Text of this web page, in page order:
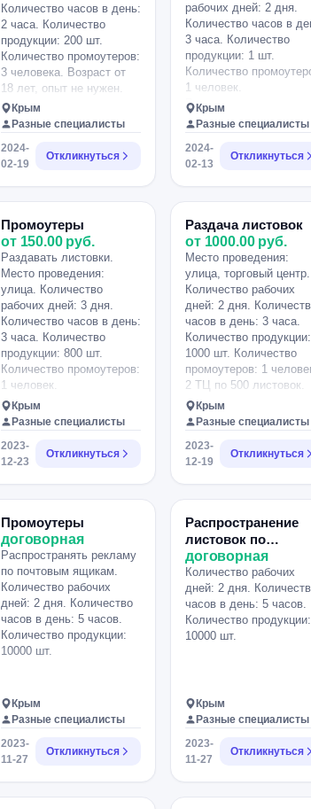
Количество часов в день:
2 часа. Количество
продукции: 200 шт.
Количество промоутеров:
3 человека. Возраст от
18 лет, опыт не нужен.
Крым
Разные специалисты
2024-
02-19
Откликнуться
рабочих дней: 2 дня.
Количество часов в
3 часа. Количество
продукции: 1 шт.
Количество
1 человек.
Разговорчивого
приятного который
привлечь внимание к
магазину.
Крым
Разные специалисты
2024-
02-13
Откликнуться
Промоутеры
от 150.00 руб.
Раздавать листовки.
Место проведения:
улица. Количество
рабочих дней: 3 дня.
Количество часов в день:
3 часа. Количество
продукции: 800 шт.
Количество промоутеров:
1 человек.
Крым
Разные специалисты
2023-
12-23
Откликнуться
Раздача листовок
от 1000.00 руб.
Место проведения:
улица, торговый центр.
Количество рабочих
дней: 2 дня.
часов в день: 3 часа.
Количество продукции:
1000 шт. Количество
промоутеров: 1
2 ТЦ по 500 листовок.
Крым
Разные специалисты
2023-
12-19
Откликнуться
Промоутеры
договорная
Распространять рекламу
по почтовым ящикам.
Количество рабочих
дней: 2 дня. Количество
часов в день: 5 часов.
Количество продукции:
10000 шт.
Крым
Разные специалисты
2023-
11-27
Откликнуться
Распространение
листовок по
почтовым ящикам
договорная
Количество рабочих
дней: 2 дня.
часов в день: 5 часов.
Количество продукции:
10000 шт.
Крым
Разные специалисты
2023-
11-27
Откликнуться